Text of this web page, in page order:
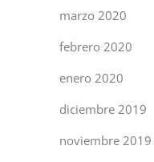
marzo 2020
febrero 2020
enero 2020
diciembre 2019
noviembre 2019